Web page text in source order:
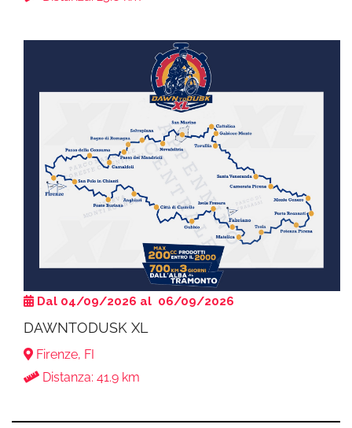
Dal 04/09/2026 al 06/09/2026
DAWNTODUSK XL
Firenze, FI
Distanza: 41.9 km